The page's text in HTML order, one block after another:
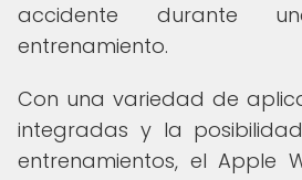
accidente durante
entrenamiento.
Con una variedad de
integradas y la
entrenamientos, el Apple